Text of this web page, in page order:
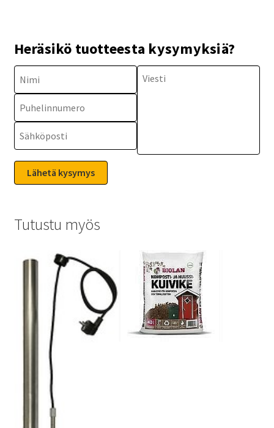
Heräsikö tuotteesta kysymyksiä?
Tutustu myös